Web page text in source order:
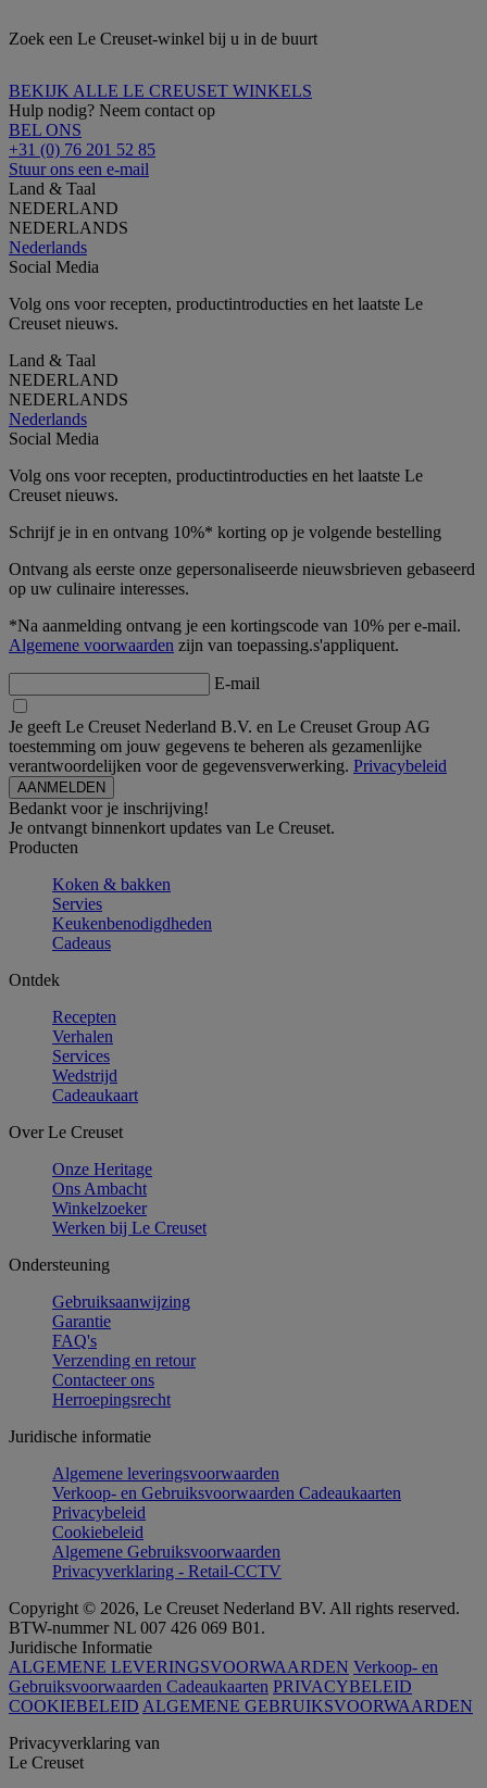
Zoek een Le Creuset-winkel bij u in de buurt
BEKIJK ALLE LE CREUSET WINKELS
Hulp nodig? Neem contact op
BEL ONS
+31 (0) 76 201 52 85
Stuur ons een e-mail
Land & Taal
NEDERLAND
NEDERLANDS
Nederlands
Social Media
Volg ons voor recepten, productintroducties en het laatste Le
Creuset nieuws.
Land & Taal
NEDERLAND
NEDERLANDS
Nederlands
Social Media
Volg ons voor recepten, productintroducties en het laatste Le
Creuset nieuws.
Schrijf je in en ontvang 10%* korting op je volgende bestelling
Ontvang als eerste onze gepersonaliseerde nieuwsbrieven gebaseerd
op uw culinaire interesses.
*Na aanmelding ontvang je een kortingscode van 10% per e-mail.
Algemene voorwaarden zijn van toepassing.s'appliquent.
E-mail
Je geeft Le Creuset Nederland B.V. en Le Creuset Group AG
toestemming om jouw gegevens te beheren als gezamenlijke
verantwoordelijken voor de gegevensverwerking. Privacybeleid
Bedankt voor je inschrijving!
Je ontvangt binnenkort updates van Le Creuset.
Producten
Koken & bakken
Servies
Keukenbenodigdheden
Cadeaus
Ontdek
Recepten
Verhalen
Services
Wedstrijd
Cadeaukaart
Over Le Creuset
Onze Heritage
Ons Ambacht
Winkelzoeker
Werken bij Le Creuset
Ondersteuning
Gebruiksaanwijzing
Garantie
FAQ's
Verzending en retour
Contacteer ons
Herroepingsrecht
Juridische informatie
Algemene leveringsvoorwaarden
Verkoop- en Gebruiksvoorwaarden Cadeaukaarten
Privacybeleid
Cookiebeleid
Algemene Gebruiksvoorwaarden
Privacyverklaring - Retail-CCTV
Copyright © 2026, Le Creuset Nederland BV. All rights reserved.
BTW-nummer NL 007 426 069 B01.
Juridische Informatie
ALGEMENE LEVERINGSVOORWAARDEN Verkoop- en
Gebruiksvoorwaarden Cadeaukaarten PRIVACYBELEID
COOKIEBELEID ALGEMENE GEBRUIKSVOORWAARDEN
Privacyverklaring van
Le Creuset